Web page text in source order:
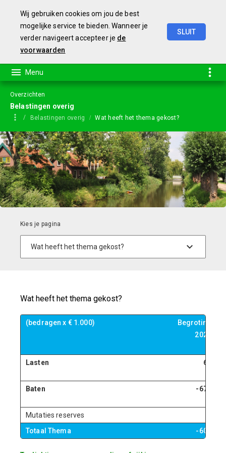
Wij gebruiken cookies om jou de best
mogelijke service te bieden. Wanneer je
verder navigeert accepteer je de
voorwaarden
SLUIT
Overzichten
Belastingen overig
Belastingen overig Wat heeft het thema gekost?
Wat heeft het thema gekost?
(bedragen x € 1.000)
Begroting
2023
Lasten
66
Baten -671
Mutaties reserves
Totaal Thema
-605